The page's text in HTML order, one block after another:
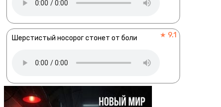
Шерстистый носорог стонет от боли ★ 9.1